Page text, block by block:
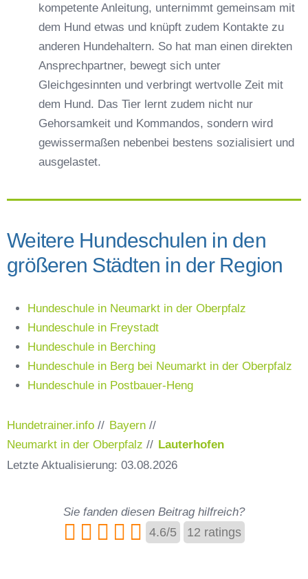
kompetente Anleitung, unternimmt gemeinsam mit
dem Hund etwas und knüpft zudem Kontakte zu
anderen Hundehaltern. So hat man einen direkten
Ansprechpartner, bewegt sich unter
Gleichgesinnten und verbringt wertvolle Zeit mit
dem Hund. Das Tier lernt zudem nicht nur
Gehorsamkeit und Kommandos, sondern wird
gewissermaßen nebenbei bestens sozialisiert und
ausgelastet.
Weitere Hundeschulen in den
größeren Städten in der Region
Hundeschule in Neumarkt in der Oberpfalz
Hundeschule in Freystadt
Hundeschule in Berching
Hundeschule in Berg bei Neumarkt in der Oberpfalz
Hundeschule in Postbauer-Heng
Hundetrainer.info // Bayern //
Neumarkt in der Oberpfalz // Lauterhofen
Letzte Aktualisierung: 03.08.2026
Sie fanden diesen Beitrag hilfreich?
4.6/5 12 ratings